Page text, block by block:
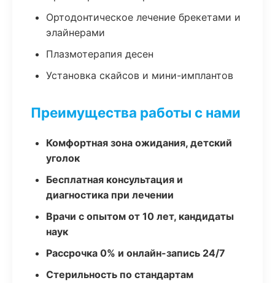
Ортодонтическое лечение брекетами и
элайнерами
Плазмотерапия десен
Установка скайсов и мини-имплантов
Преимущества работы с нами
Комфортная зона ожидания, детский
уголок
Бесплатная консультация и
диагностика при лечении
Врачи с опытом от 10 лет, кандидаты
наук
Рассрочка 0% и онлайн-запись 24/7
Стерильность по стандартам